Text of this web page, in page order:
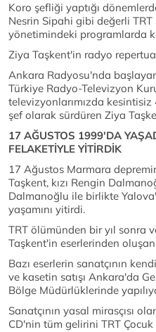
Koro şefliği yaptığı
Nesrin Sipahi gibi değerli TRT
yönetimindeki programlarda
Ziya Taşkent'in radyo
Ankara Radyosu'nda
Türkiye Radyo-Televizyon
televizyonlarımızda
şef olarak sürdüren Ziya
17 AĞUSTOS 1999'DA
FELAKETİYLE YİTİRDİK
17 Ağustos Marmara
Taşkent, kızı Rengin
Dalmanoğlu ile birlikte
yaşamını yitirdi.
TRT ölümünden bir yıl sonra
Taşkent'in eserlerinden
Bazı eserlerin sanatçının
ve kasetin satışı Ankara'da
Bölge Müdürlüklerinde
Sanatçının yasal mirasçısı
CD'nin tüm gelirini TRT Çocuk